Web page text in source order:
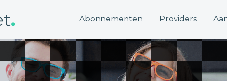
Abonnementen Providers